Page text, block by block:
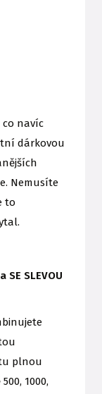
navíc
dárkovou
Nemusíte
to
SLEVOU
plnou
1000,